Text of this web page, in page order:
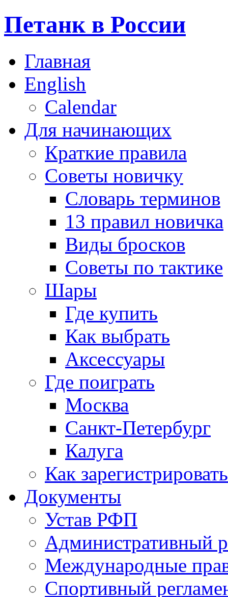
Петанк в России
Главная
English
Calendar
Для начинающих
Краткие правила
Советы новичку
Словарь терминов
13 правил новичка
Виды бросков
Советы по тактике
Шары
Где купить
Как выбрать
Аксессуары
Где поиграть
Москва
Санкт-Петербург
Калуга
Как
Документы
Устав РФП
Административный
Международные
Спортивный